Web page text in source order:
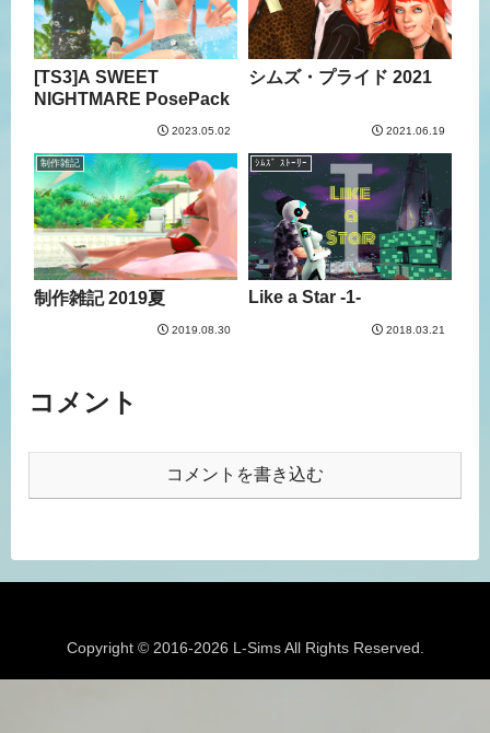
[TS3]A SWEET
NIGHTMARE PosePack
2023.05.02
シムズ・プライド 2021
2021.06.19
制作雑記
制作雑記 2019夏
2019.08.30
ｼﾑｽﾞ ｽﾄｰﾘｰ
Like a Star -1-
2018.03.21
コメント
コメントを書き込む
Copyright © 2016-2026 L-Sims All Rights Reserved.